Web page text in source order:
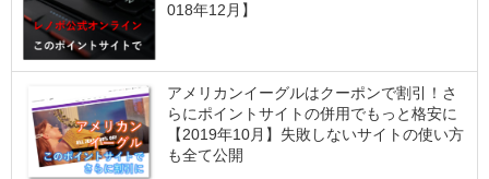
018年12月】
アメリカンイーグルはクーポンで割引！さ
らにポイントサイトの併用でもっと格安に
【2019年10月】失敗しないサイトの使い方
も全て公開